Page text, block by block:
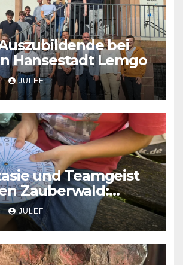
bei
Hansestadt Lemgo
JULEF
und Teamgeist
Zauberwald:
erleben
Waldrallye
JULEF